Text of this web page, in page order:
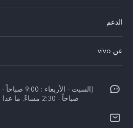
Y19s Pro
Y04
كل الموديلات
الدعم
مركز الخدمة
Funtouch OS
عن vivo
نبذة عنا
الإشعارات القانونية
صباحاً - 2:30 مساءً. ما عدا ايام العطل)دردشة مباشرة